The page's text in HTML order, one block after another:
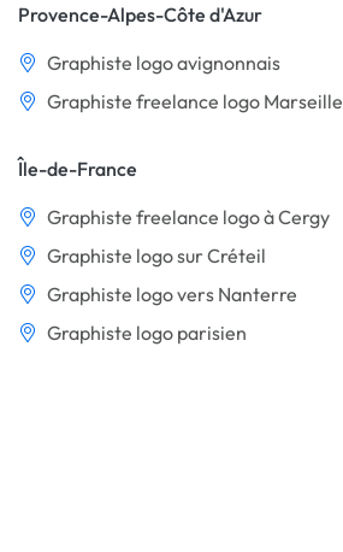
Provence-Alpes-Côte d'Azur
Graphiste logo avignonnais
Graphiste freelance logo Marseille
Île-de-France
Graphiste freelance logo à Cergy
Graphiste logo sur Créteil
Graphiste logo vers Nanterre
Graphiste logo parisien